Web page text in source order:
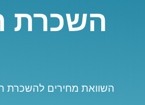
השכרת